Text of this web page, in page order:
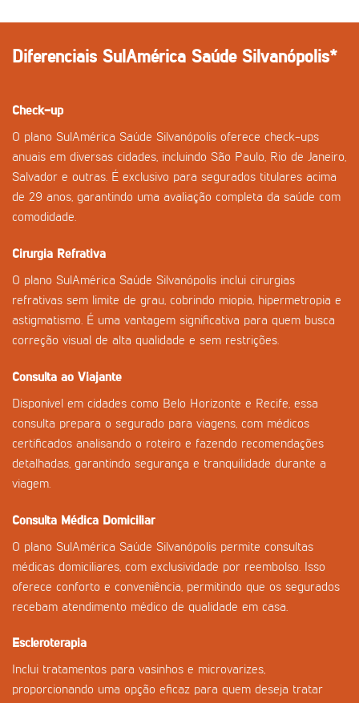
Diferenciais SulAmérica Saúde Silvanópolis*
Check-up
O plano SulAmérica Saúde Silvanópolis oferece check-ups
anuais em diversas cidades, incluindo São Paulo, Rio de Janeiro,
Salvador e outras. É exclusivo para segurados titulares acima
de 29 anos, garantindo uma avaliação completa da saúde com
comodidade.
Cirurgia Refrativa
O plano SulAmérica Saúde Silvanópolis inclui cirurgias
refrativas sem limite de grau, cobrindo miopia, hipermetropia e
astigmatismo. É uma vantagem significativa para quem busca
correção visual de alta qualidade e sem restrições.
Consulta ao Viajante
Disponível em cidades como Belo Horizonte e Recife, essa
consulta prepara o segurado para viagens, com médicos
certificados analisando o roteiro e fazendo recomendações
detalhadas, garantindo segurança e tranquilidade durante a
viagem.
Consulta Médica Domiciliar
O plano SulAmérica Saúde Silvanópolis permite consultas
médicas domiciliares, com exclusividade por reembolso. Isso
oferece conforto e conveniência, permitindo que os segurados
recebam atendimento médico de qualidade em casa.
Escleroterapia
Inclui tratamentos para vasinhos e microvarizes,
proporcionando uma opção eficaz para quem deseja tratar